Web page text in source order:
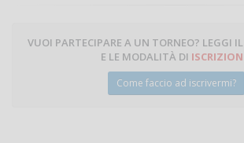
VUOI PARTECIPARE A UN TORNEO? LEGGI IL
E LE MODALITÀ DI
Come faccio ad iscrivermi?